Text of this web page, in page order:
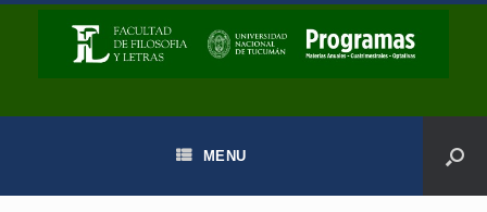
MENU